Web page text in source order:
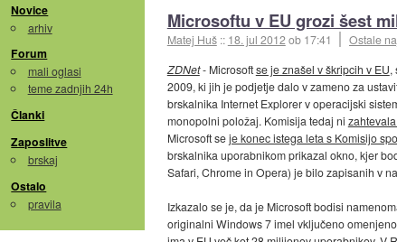
Novice
arhiv
Forum
mali oglasi
teme zadnjih 24h
Članki
Zaposlitve
brskaj
Ostalo
pravila
Microsoftu v EU grozi šest
Matej Huš :: 18. jul 2012ob 17:41
Ostale
ZDNet- Microsoftse je znašel v škripcih v EU,
2009, ki jih je podjetje dalo v zameno za
brskalnika Internet Explorer v operacijski
monopolni položaj. Komisija tedaj ni
Microsoft seje konec istega leta s Komisijo
brskalnika uporabnikom prikazal okno, kjer
Safari, Chrome in Opera) je bilo zapisanih v
Izkazalo se je, da je Microsoft bodisi
originalni Windows 7 imel vključeno